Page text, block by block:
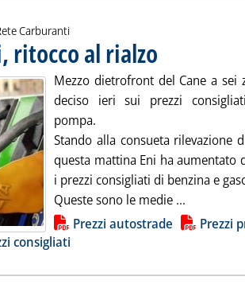
Carburanti
ritocco al rialzo
Mezzo dietrofront del Cane a sei
deciso ieri sui prezzi
pompa.
Stando alla consueta rilevazione
questa mattina Eni ha aumentato
i prezzi consigliati di benzina e
Queste sono le medie ...
alla notizia
Prezzi autostrade
Prezzi
consigliati